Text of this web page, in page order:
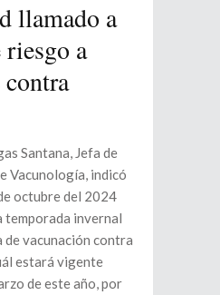
llamado a
riesgo a
contra
Santana, Jefa de
Vacunología, indicó
octubre del 2024
temporada invernal
de vacunación contra
estará vigente
de este año, por